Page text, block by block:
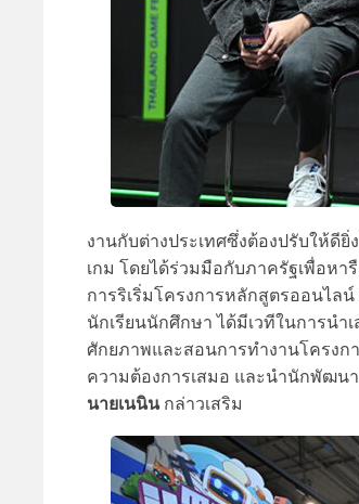
งานกับต่างประเทศซึ่งต้องปรับให้ดี
เกม โดยได้ร่วมมือกับภาครัฐเพื่อห
การริเริ่มโครงการหลักสูตรออนไลน์
นักเรียนนักศึกษา ได้มีเวทีในการนำ
ศักยภาพและสอนการทำงานโครง
ความต้องการเสมอ และนำนักพัฒน
นายเนนินกล่าวเสริม